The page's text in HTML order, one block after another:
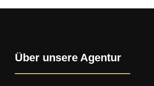
Über unsere Agentur